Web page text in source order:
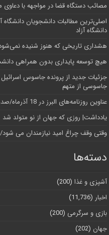
مصائب دستگاه قضا در مواجهه با
اصلی‌ترین مطالبات دانشجویان
دانشگاه آز‌اد
هشداری تاریخی که هنوز شنیده
هیچ توسعه پایداری بدون همراهی
جزئیات جدید از پرونده جاسوس
جاسوسی از متهم
عناوین روزنامه‌های البرز در ‌18 آذرماه/صدرنشینی در ارائه خدمات زایمان بی‌درد
یادداشت| روزی که جهان از نو متولد شد
وقتی وقف چراغ امید نیازمندان می شود/
دسته‌ها
آشپزی و غذا (200)
اخبار (11,736)
بازی و سرگرمی (200)
جهان (202)